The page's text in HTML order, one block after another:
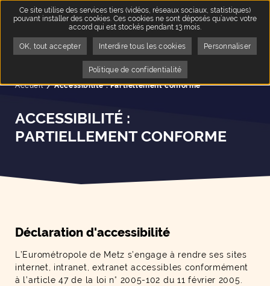
Accueil Page active :
Accessibilité : Partiellement conforme
ACCESSIBILITÉ :
PARTIELLEMENT CONFORME
Déclaration d'accessibilité
L’Eurométropole de Metz s’engage à rendre ses sites
internet, intranet, extranet accessibles conformément
à l’article 47 de la loi n° 2005-102 du 11 février 2005.
Ce site utilise des services tiers (vidéos, réseaux sociaux, statistiques)
pouvant installer des cookies. Ces cookies ne sont déposés qu’avec votre
accord qui est stockés pendant 13 mois.
OK, tout accepter Interdire tous les cookies Personnaliser
Politique de confidentialité